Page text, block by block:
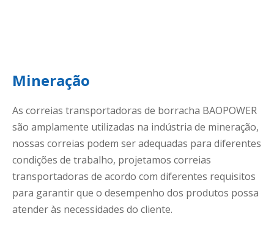
Mineração
As correias transportadoras de borracha BAOPOWER
são amplamente utilizadas na indústria de mineração,
nossas correias podem ser adequadas para diferentes
condições de trabalho, projetamos correias
transportadoras de acordo com diferentes requisitos
para garantir que o desempenho dos produtos possa
atender às necessidades do cliente.